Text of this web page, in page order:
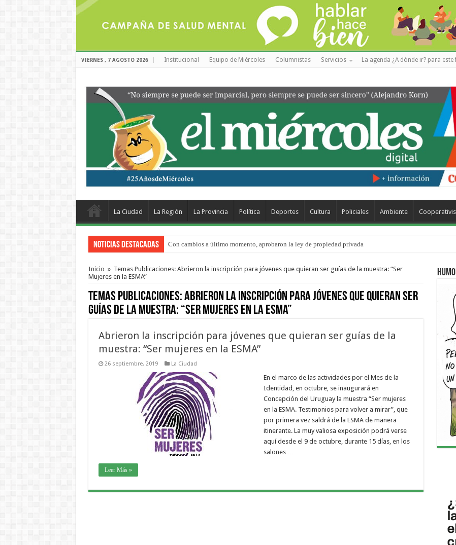
VIERNES , 7 AGOSTO 2026 Institucional Equipo de Miércoles Columnistas Servicios La agenda ¿A dónde ir? para este
La Ciudad La Región La Provincia Política Deportes Cultura Policiales Ambiente
Noticias Destacadas Con cambios a último momento, aprobaron la ley de propiedad privada
Adopción en Entre Ríos: el 35% de los 90 niños, niñas y adolescentes que esperan una familia tiene CUD
Inicio » Temas Publicaciones: Abrieron la inscripción para jóvenes que quieran ser guías de la muestra: “Ser
Mujeres en la ESMA”
Temas Publicaciones:Abrieron la inscripción para jóvenes que quieran ser
guías de la muestra: “Ser Mujeres en la ESMA”
Abrieron la inscripción para jóvenes que quieran ser guías de la
muestra: “Ser mujeres en la ESMA”
26 septiembre, 2019 La Ciudad
En el marco de las actividades por el Mes de la
Identidad, en octubre, se inaugurará en
Concepción del Uruguay la muestra “Ser mujeres
en la ESMA. Testimonios para volver a mirar”, que
por primera vez saldrá de la ESMA de manera
itinerante. La muy valiosa exposición podrá verse
aquí desde el 9 de octubre, durante 15 días, en los
salones …
Leer Más »